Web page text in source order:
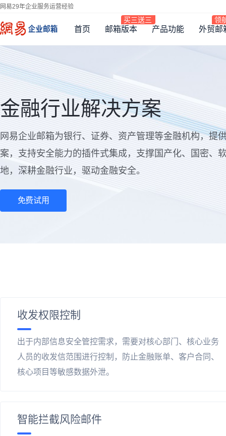
网易29年企业服务运营经验
首页 邮箱版本 产品功能 外贸邮
金融行业解决方案
网易企业邮箱为银行、证券、资产管理等金融机构，提
案，支持安全能力的插件式集成，支撑国产化、国密、
地，深耕金融行业，驱动金融安全。
免费试用
收发权限控制
出于内部信息安全管控需求，需要对核心部门、核心业务
人员的收发信范围进行控制，防止金融账单、客户合同、
核心项目等敏感数据外泄。
智能拦截风险邮件